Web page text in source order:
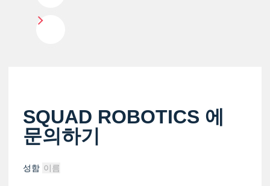
SQUAD ROBOTICS 에
문의하기
성함